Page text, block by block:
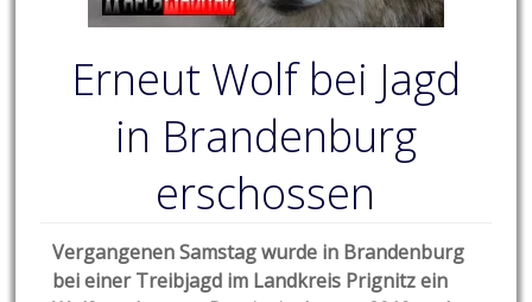
Erneut Wolf bei Jagd
in Brandenburg
erschossen
Vergangenen Samstag wurde in Brandenburg
bei einer Treibjagd im Landkreis Prignitz ein